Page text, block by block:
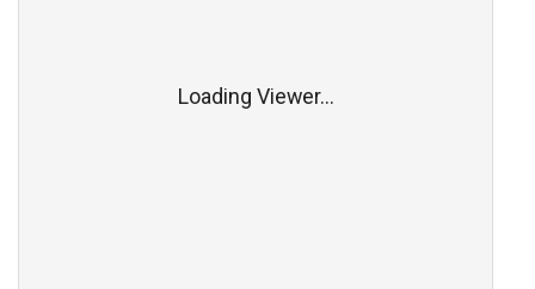
Loading Viewer...